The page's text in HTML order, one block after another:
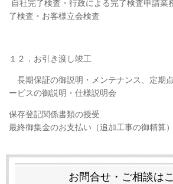
自社完了検査・行政による完了検査申請業
了検査・お客様立会検査
１２．お引き渡し竣工
長期保証の御説明・メンテナンス、定期
ービスの御説明・仕様説明会
保存登記関係書類の授受
最終御集金のお支払い（追加工事の御精算
お問合せ・ご相談は